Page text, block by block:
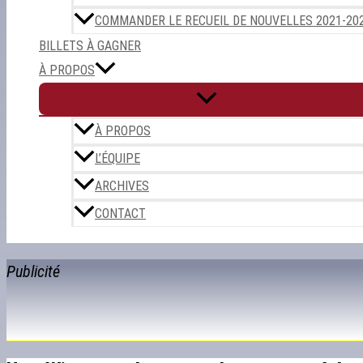
COMMANDER LE RECUEIL DE NOUVELLES 2021-
BILLETS À GAGNER
À PROPOS
À PROPOS
L’ÉQUIPE
ARCHIVES
CONTACT
Publicité